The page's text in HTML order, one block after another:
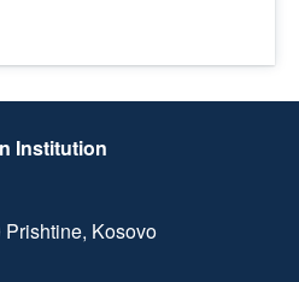
Institution
Kosovo